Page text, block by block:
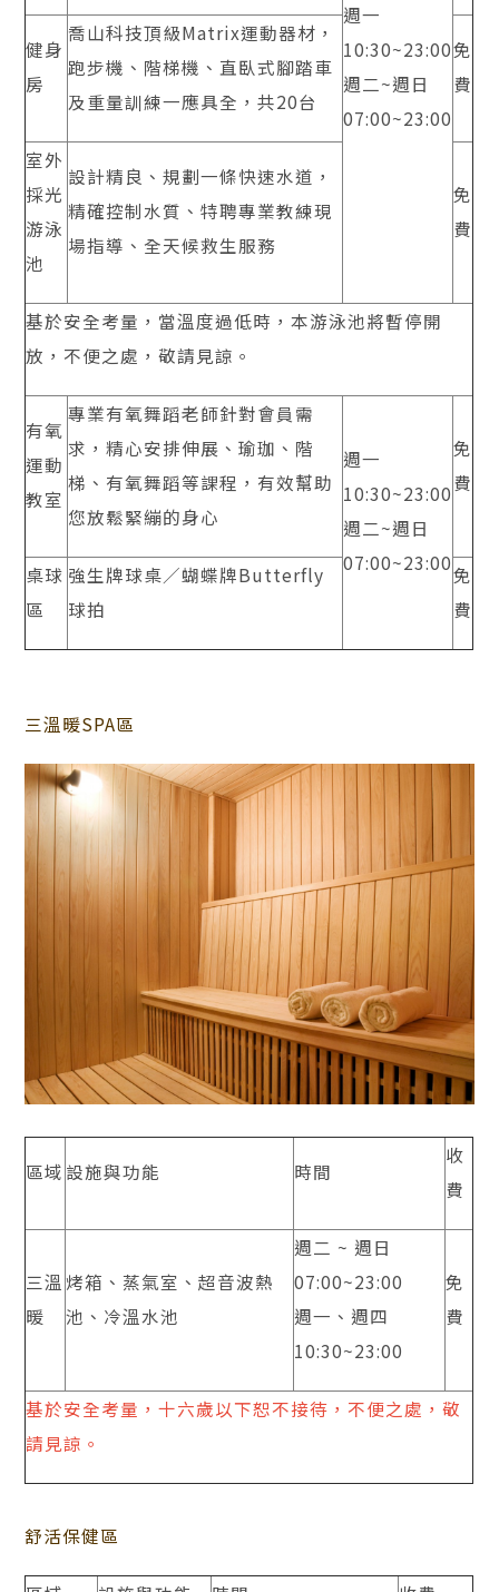
週一
10:30~23:00
週二~週日
07:00~23:00
健身
房
喬山科技頂級Matrix運動器材，
跑步機、階梯機、直臥式腳踏車
及重量訓練一應具全，共20台
免
費
室外
採光
游泳
池
設計精良、規劃一條快速水道，
精確控制水質、特聘專業教練現
場指導、全天候救生服務
免
費
基於安全考量，當溫度過低時，本游泳池將暫停開
放，不便之處，敬請見諒。
有氧
運動
教室
專業有氧舞蹈老師針對會員需
求，精心安排伸展、瑜珈、階
梯、有氧舞蹈等課程，有效幫助
您放鬆緊繃的身心
週一
10:30~23:00
週二~週日
07:00~23:00
免
費
桌球
區
強生牌球桌／蝴蝶牌Butterfly
球拍
免
費
三溫暖SPA區
區域 設施與功能 時間
收
費
三溫
暖
烤箱、蒸氣室、超音波熱
池、冷溫水池
週二 ~ 週日
07:00~23:00
週一、週四
10:30~23:00
免
費
基於安全考量，十六歲以下恕不接待，不便之處，敬
請見諒。
舒活保健區